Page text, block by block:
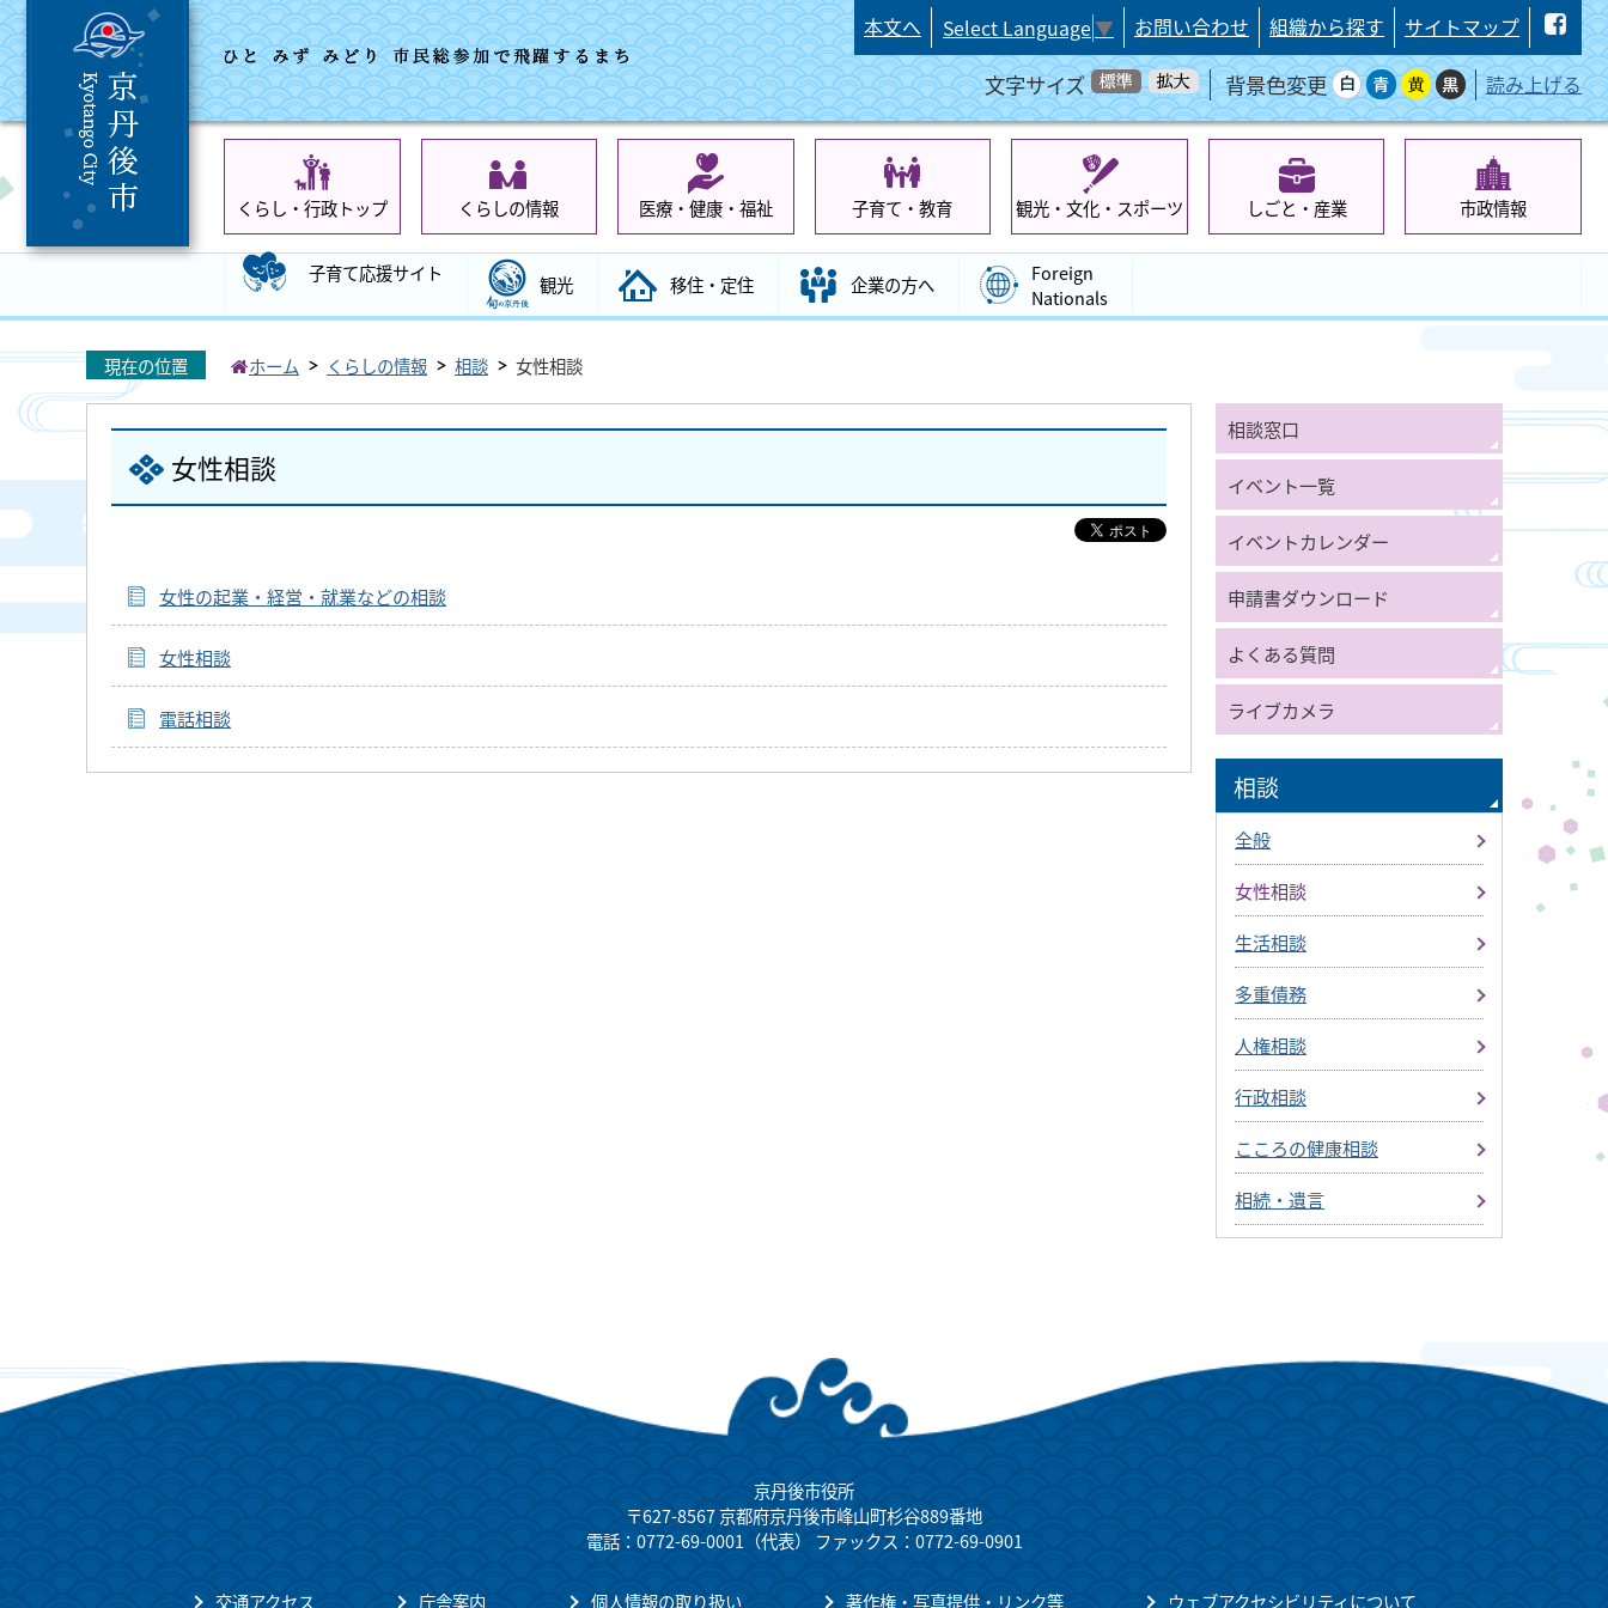
本文へ Select Language▼ お問い合わせ 組織から探す サイトマップ
文字サイズ 背景色変更 読み上げる
くらし・行政トップ くらしの情報 医療・健康・福祉 子育て・教育 観光・文化・スポーツ しごと・産業 市政情報
子育て応援サイト 観光 移住・定住 企業の方へ
Foreign
Nationals
現在の位置 ホーム くらしの情報 相談 女性相談
女性相談
女性の起業・経営・就業などの相談
女性相談
電話相談
相談窓口
イベント一覧
イベントカレンダー
申請書ダウンロード
よくある質問
ライブカメラ
相談
全般
女性相談
生活相談
多重債務
人権相談
行政相談
こころの健康相談
相続・遺言
京丹後市役所
〒627-8567 京都府京丹後市峰山町杉谷889番地
電話：0772-69-0001（代表） ファックス：0772-69-0901
交通アクセス 庁舎案内 個人情報の取り扱い 著作権・写真提供・リンク等 ウェブアクセシビリティについて